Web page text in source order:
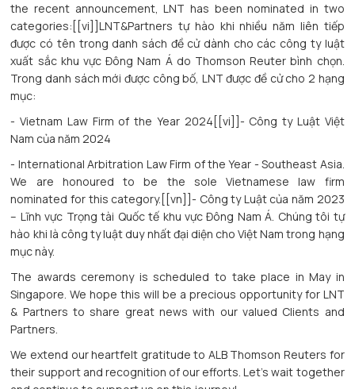
the recent announcement, LNT has been nominated in two
categories:[[vi]]LNT&Partners tự hào khi nhiều năm liên tiếp
được có tên trong danh sách đề cử dành cho các công ty luật
xuất sắc khu vực Đông Nam Á do Thomson Reuter bình chọn.
Trong danh sách mới được công bố, LNT được đề cử cho 2 hạng
mục:
- Vietnam Law Firm of the Year 2024[[vi]]- Công ty Luật Việt
Nam của năm 2024
- International Arbitration Law Firm of the Year - Southeast Asia.
We are honoured to be the sole Vietnamese law firm
nominated for this category.[[vn]]- Công ty Luật của năm 2023
– Lĩnh vực Trọng tài Quốc tế khu vực Đông Nam Á. Chúng tôi tự
hào khi là công ty luật duy nhất đại diện cho Việt Nam trong hạng
mục này.
The awards ceremony is scheduled to take place in May in
Singapore. We hope this will be a precious opportunity for LNT
& Partners to share great news with our valued Clients and
Partners.
We extend our heartfelt gratitude to ALB Thomson Reuters for
their support and recognition of our efforts. Let's wait together